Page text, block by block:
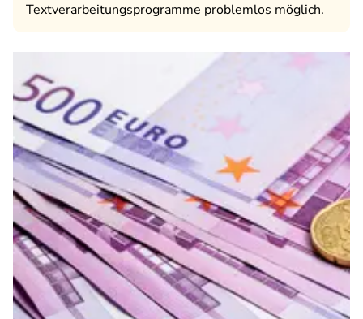
Textverarbeitungsprogramme problemlos möglich.